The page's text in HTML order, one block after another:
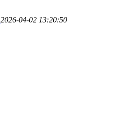
2026-04-02 13:20:50